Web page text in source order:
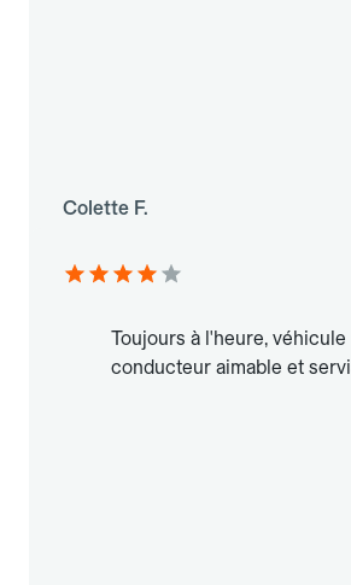
Colette F.
Toujours à l'heure,
conducteur aimable et